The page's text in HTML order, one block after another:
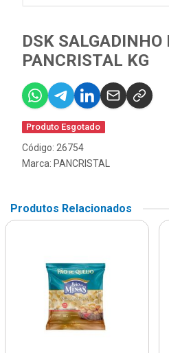
DSK SALGADINHO
PANCRISTAL KG
Produto Esgotado
Código: 26754
Marca: PANCRISTAL
Produtos Relacionados